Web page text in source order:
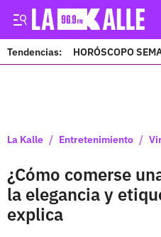
Tendencias: HORÓSCOPO
La Kalle / Entretenimiento /
¿Cómo comerse
la elegancia y
explica